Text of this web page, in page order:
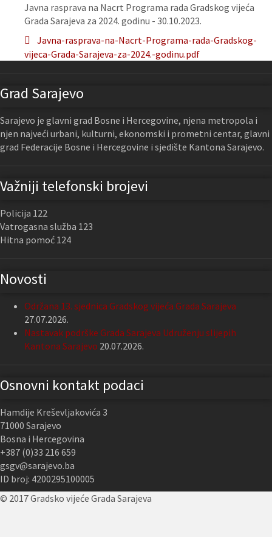
Javna rasprava na Nacrt Programa rada Gradskog vijeća
Grada Sarajeva za 2024. godinu - 30.10.2023.
Javna-rasprava-na-Nacrt-Programa-rada-Gradskog-
vijeca-Grada-Sarajeva-za-2024.-godinu.pdf
Grad Sarajevo
Sarajevo je glavni grad Bosne i Hercegovine, njena metropola i
njen najveći urbani, kulturni, ekonomski i prometni centar, glavni
grad Federacije Bosne i Hercegovine i sjedište Kantona Sarajevo.
Važniji telefonski brojevi
Policija 122
Vatrogasna služba 123
Hitna pomoć 124
Novosti
Održana 13. sjednica Gradskog vijeća Grada Sarajeva
27.07.2026.
Nastavak podrške Grada Sarajeva Udruženju slijepih
Kantona Sarajevo 20.07.2026.
Osnovni kontakt podaci
Hamdije Kreševljakovića 3
71000 Sarajevo
Bosna i Hercegovina
+387 (0)33 216 659
gsgv@sarajevo.ba
ID broj: 4200295100005
© 2017 Gradsko vijeće Grada Sarajeva